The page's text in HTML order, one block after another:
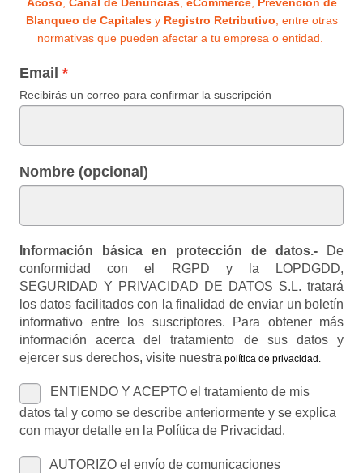
Blanqueo de Capitalesy Registro Retributivo , entre otras
normativas que pueden afectar a tu empresa o entidad.
Email
Recibirás un correo para confirmar la suscripción
Nombre (opcional)
Información básica en protección de datos.- De
conformidad con el RGPD y la LOPDGDD,
SEGURIDAD Y PRIVACIDAD DE DATOS S.L. tratará
los datos facilitados con la finalidad de enviar un boletín
informativo entre los suscriptores. Para obtener más
información acerca del tratamiento de sus datos y
ejercer sus derechos, visite nuestra política de privacidad .
ENTIENDO Y ACEPTO el tratamiento de mis
datos tal y como se describe anteriormente y se explica
con mayor detalle en la Política de Privacidad.
AUTORIZO el envío de comunicaciones